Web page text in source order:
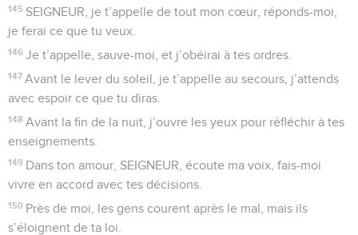
145 SEIGNEUR, je t’appelle de tout mon cœur, réponds-moi,
je ferai ce que tu veux.
146 Je t’appelle, sauve-moi, et j’obéirai à tes ordres.
147 Avant le lever du soleil, je t’appelle au secours, j’attends
avec espoir ce que tu diras.
148 Avant la fin de la nuit, j’ouvre les yeux pour réfléchir à tes
enseignements.
149 Dans ton amour, SEIGNEUR, écoute ma voix, fais-moi
vivre en accord avec tes décisions.
150 Près de moi, les gens courent après le mal, mais ils
s’éloignent de ta loi.